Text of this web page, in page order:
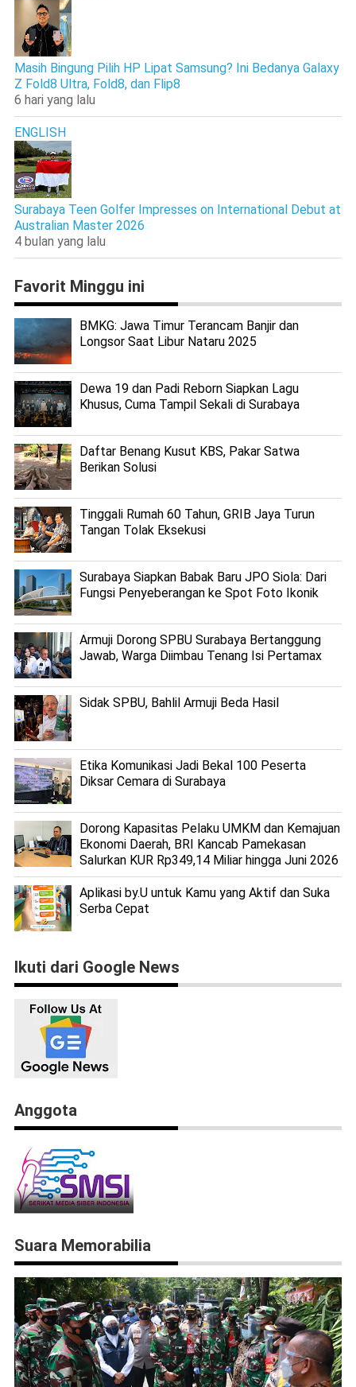
Masih Bingung Pilih HP Lipat Samsung? Ini Bedanya Galaxy
Z Fold8 Ultra, Fold8, dan Flip8
6 hari yang lalu
ENGLISH
Surabaya Teen Golfer Impresses on International Debut at
Australian Master 2026
4 bulan yang lalu
Favorit Minggu ini
BMKG: Jawa Timur Terancam Banjir dan
Longsor Saat Libur Nataru 2025
Dewa 19 dan Padi Reborn Siapkan Lagu
Khusus, Cuma Tampil Sekali di Surabaya
Daftar Benang Kusut KBS, Pakar Satwa
Berikan Solusi
Tinggali Rumah 60 Tahun, GRIB Jaya Turun
Tangan Tolak Eksekusi
Surabaya Siapkan Babak Baru JPO Siola: Dari
Fungsi Penyeberangan ke Spot Foto Ikonik
Armuji Dorong SPBU Surabaya Bertanggung
Jawab, Warga Diimbau Tenang Isi Pertamax
Sidak SPBU, Bahlil Armuji Beda Hasil
Etika Komunikasi Jadi Bekal 100 Peserta
Diksar Cemara di Surabaya
Dorong Kapasitas Pelaku UMKM dan Kemajuan
Ekonomi Daerah, BRI Kancab Pamekasan
Salurkan KUR Rp349,14 Miliar hingga Juni 2026
Aplikasi by.U untuk Kamu yang Aktif dan Suka
Serba Cepat
Ikuti dari Google News
Anggota
Suara Memorabilia